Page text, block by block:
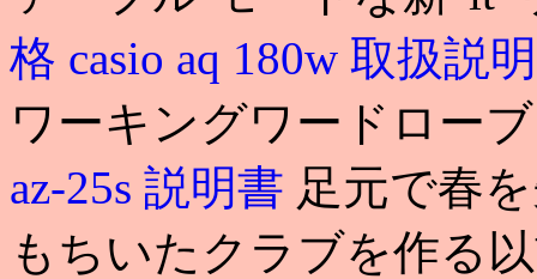
格 casio aq 180w 取扱説
ワーキングワードロー
az-25s 説明書 足元で春
もちいたクラブを作る